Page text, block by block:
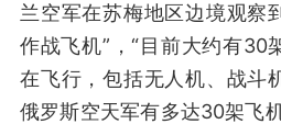
兰空军在苏梅地区边境观察
作战飞机”，“目前大约有30
在飞行，包括无人机、战斗
俄罗斯空天军有多达30架飞